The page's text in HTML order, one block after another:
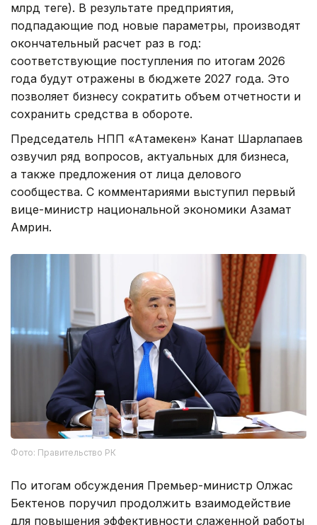
млрд теңге). В результате предприятия,
подпадающие под новые параметры, производят
окончательный расчет раз в год:
соответствующие поступления по итогам 2026
года будут отражены в бюджете 2027 года. Это
позволяет бизнесу сократить объем отчетности и
сохранить средства в обороте.
Председатель НПП «Атамекен» Канат Шарлапаев
озвучил ряд вопросов, актуальных для бизнеса,
а также предложения от лица делового
сообщества. С комментариями выступил первый
вице-министр национальной экономики Азамат
Амрин.
Фото: Правительство РК
По итогам обсуждения Премьер-министр Олжас
Бектенов поручил продолжить взаимодействие
для повышения эффективности слаженной работы